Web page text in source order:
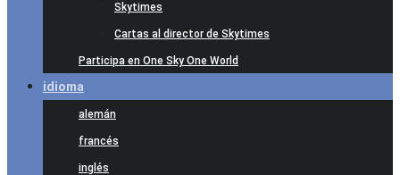
Skytimes
Cartas al director de Skytimes
Participa en One Sky One World
idioma
alemán
francés
inglés